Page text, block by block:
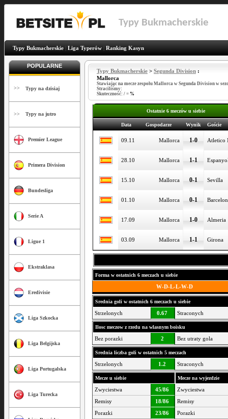
Typy Bukmacherskie
Typy Bukmacherskie Liga Typerów Ranking Kasyn
POPULARNE
>> Typy na dzisiaj
>> Typy na jutro
Premier League
Primera Division
Bundesliga
Serie A
Ligue 1
Ekstraklasa
Eredivisie
Liga Szkocka
Liga Belgijska
Liga Portugalska
Liga Turecka
Typy Bukmacherskie > Segunda Division :
Mallorca
Stawiając na mecze zespołu Mallorca w Segunda Division w
Straciliśmy:
Skuteczność: / = %
Ostatnie 6 meczów u siebie
Data Gospodarze Wynik Goście
09.11 Mallorca 1-0 Atletico
28.10 Mallorca 1-1
15.10 Mallorca 0-1 Sevilla
01.10 Mallorca 0-1
17.09 Mallorca 1-0 Almeria
03.09 Mallorca 1-1 Girona
Forma w ostatnich 6 meczach u siebie
W-D-L-L-W-D
Srednia goli w ostatnich 6 meczach u siebie
Strzelonych 0.67 Straconych
Ilosc meczow z rzedu na wlasnym boisku
Bez porazki 2 Bez utraty gola
Srednia liczba goli w ostatnich 5 meczach
Strzelonych 1.2 Straconych
Mecze u siebie Mecze na wyjezdzie
Zwyciestwa 45/86
Zwyciestwa
Remisy
18/86
Remisy
Porazki
23/86 Porazki